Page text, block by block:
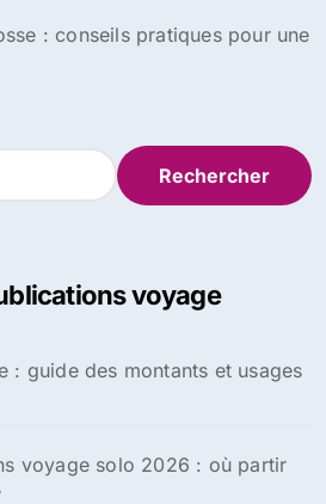
: conseils pratiques pour une
voyage
: guide des montants et usages
voyage solo 2026 : où partir